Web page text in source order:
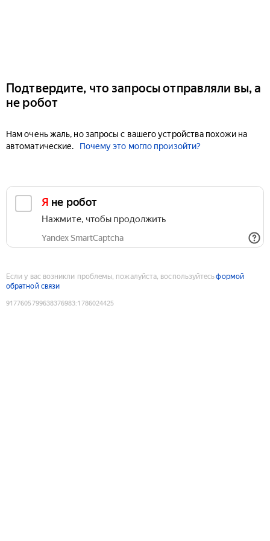
Подтвердите, что запросы отправляли вы, а
не робот
Нам очень жаль, но запросы с вашего устройства похожи на
автоматические.
Почему это могло произойти?
Я не робот
Нажмите, чтобы продолжить
Yandex SmartCaptcha
Если у вас возникли проблемы, пожалуйста, воспользуйтесьформой
обратной связи
9177605799638376983:1786024425